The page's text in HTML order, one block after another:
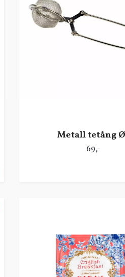
Metall tetång
69,-